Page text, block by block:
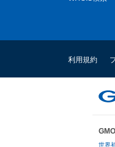
利用規約
世界